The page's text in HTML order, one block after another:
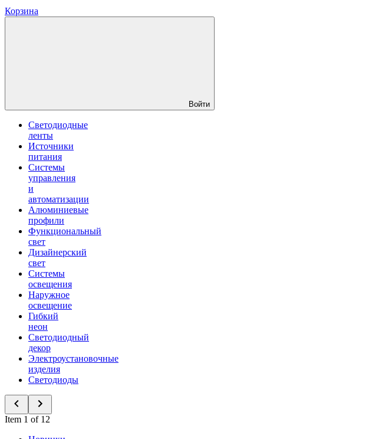
Корзина
Войти
Светодиодные
ленты
Источники
питания
Системы
управления
и
автоматизации
Алюминиевые
профили
Функциональный
свет
Дизайнерский
свет
Системы
освещения
Наружное
освещение
Гибкий
неон
Светодиодный
декор
Электроустановочные
изделия
Светодиоды
Item 1 of 12